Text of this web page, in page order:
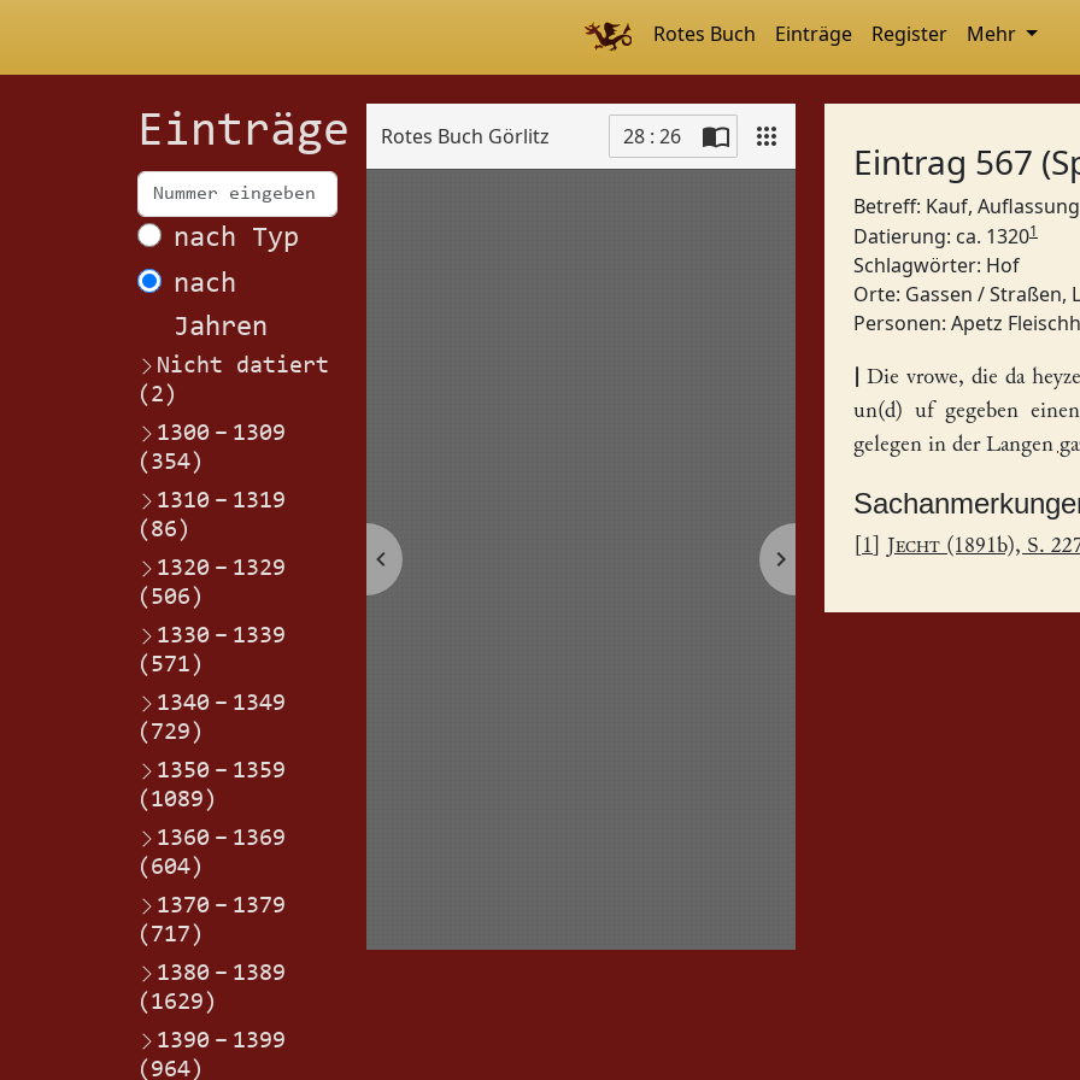
Rotes Buch Einträge Register Mehr
Einträge
nach Typ
nach
Jahren
Nicht datiert
(2)
1300 – 1309
(354)
1310 – 1319
(86)
1320 – 1329
(506)
1330 – 1339
(571)
1340 – 1349
(729)
1350 – 1359
(1089)
1360 – 1369
(604)
1370 – 1379
(717)
1380 – 1389
(1629)
1390 – 1399
(964)
Rotes Buch Görlitz 28 : 26
Eintrag 567
Betreff: Kauf, Auflassung
Datierung: ca. 13201
Schlagwörter: Hof
Orte: Gassen / Straßen,
Personen: Apetz
Die vrowe, die da
un(d) uf gegeben
gelegen in der Langen
1 Jecht (1891b), S.